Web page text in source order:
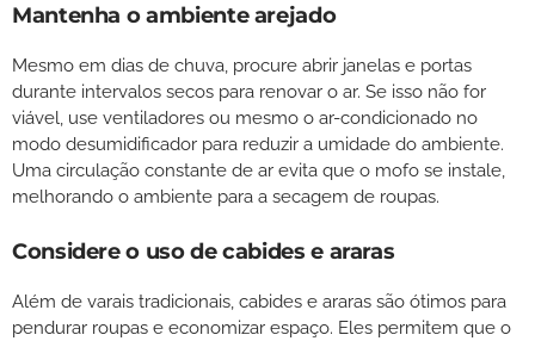
Mantenha o ambiente arejado
Mesmo em dias de chuva, procure abrir janelas e portas
durante intervalos secos para renovar o ar. Se isso não for
viável, use ventiladores ou mesmo o ar-condicionado no
modo desumidificador para reduzir a umidade do ambiente.
Uma circulação constante de ar evita que o mofo se instale,
melhorando o ambiente para a secagem de roupas.
Considere o uso de cabides e araras
Além de varais tradicionais, cabides e araras são ótimos para
pendurar roupas e economizar espaço. Eles permitem que o